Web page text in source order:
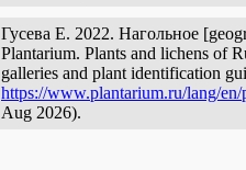
Гусева Е. 2022. Нагольное
Plantarium. Plants and lichens of
galleries and plant identification
https://www.plantarium.ru/lang/en/
Aug 2026).